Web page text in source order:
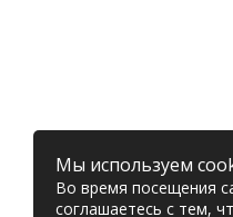
Мы используем
Во время посещения
соглашаетесь с тем,